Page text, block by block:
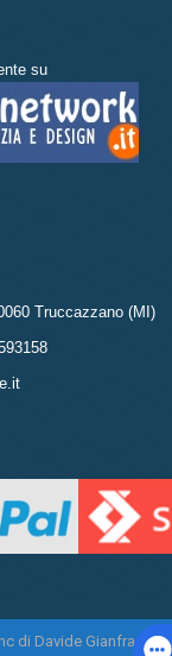
su
Truccazzano (MI)
di Davide Gianfranco